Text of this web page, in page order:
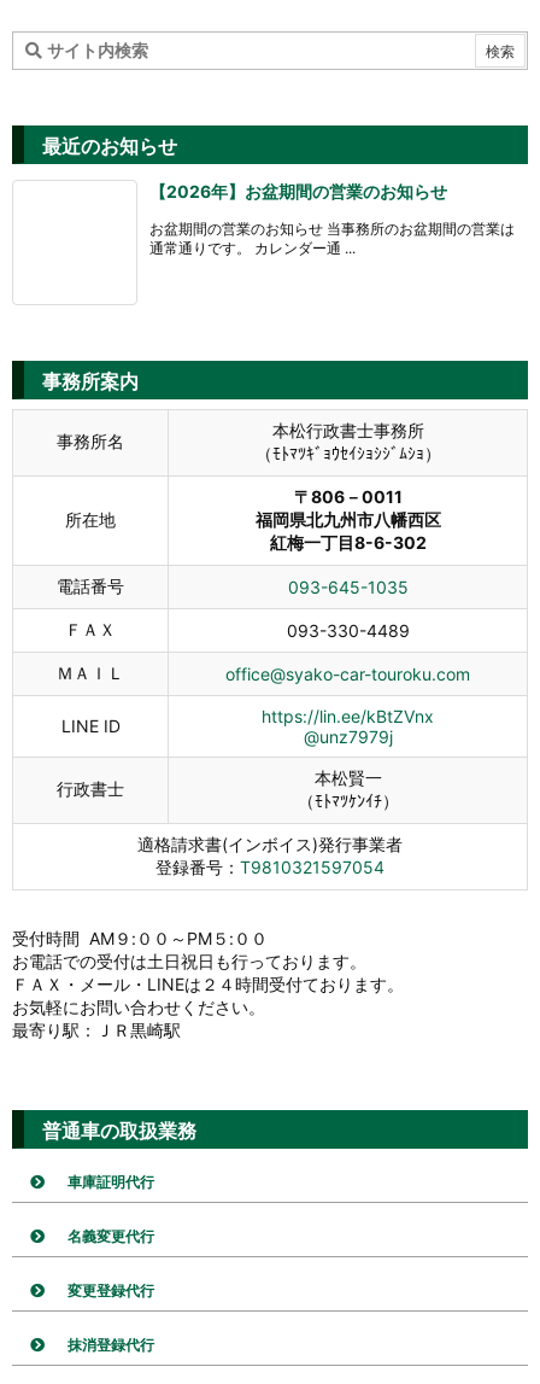
最近のお知らせ
【2026年】お盆期間の営業のお知らせ
お盆期間の営業のお知らせ 当事務所のお盆期間の営業は
通常通りです。 カレンダー通 ...
事務所案内
事務所名
本松行政書士事務所
（ﾓﾄﾏﾂｷﾞｮｳｾｲｼｮｼｼﾞﾑｼｮ）
所在地
〒806－0011
福岡県北九州市八幡西区
紅梅一丁目8-6-302
電話番号 093-645-1035
ＦＡＸ 093-330-4489
ＭＡＩＬ office@syako-car-touroku.com
LINE ID
https://lin.ee/kBtZVnx
@unz7979j
行政書士
本松賢一
（ﾓﾄﾏﾂｹﾝｲﾁ）
適格請求書(インボイス)発行事業者
登録番号： T9810321597054
受付時間 AM９:００～PM５:００
お電話での受付は土日祝日も行っております。
ＦＡＸ・メール・LINEは２４時間受付ております。
お気軽にお問い合わせください。
最寄り駅：ＪＲ黒崎駅
普通車の取扱業務
車庫証明代行
名義変更代行
変更登録代行
抹消登録代行